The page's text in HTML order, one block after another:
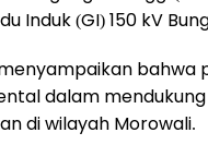
Induk (GI) 150 kV
bahwa
dalam
di wilayah Morowali.